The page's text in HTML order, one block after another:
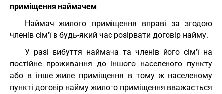
приміщення наймачем
Наймач жилого приміщення вправі за згодою
членів сім'ї в будь-який час розірвати договір найму.
У разі вибуття наймача та членів його сім'ї на
постійне проживання до іншого населеного пункту
або в інше жиле приміщення в тому ж населеному
пункті договір найму жилого приміщення вважається